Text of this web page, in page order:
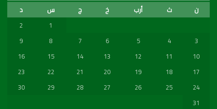
ن ث أرب خ ج س
د
1
2
3
4
5
6
7
8
9
10
11
12
13
14
15
16
17
18
19
20
21
22
23
24
25
26
27
28
29
30
31